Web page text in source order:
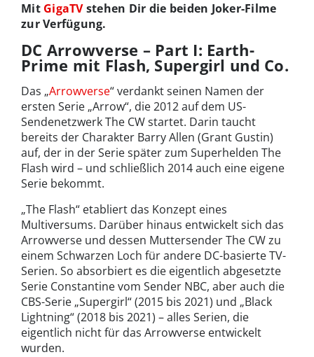
Mit GigaTVstehen Dir die beiden Joker-Filme
zur Verfügung.
DC Arrowverse – Part I: Earth-
Prime mit Flash, Supergirl und Co.
Das „Arrowverse“ verdankt seinen Namen der
ersten Serie „Arrow“, die 2012 auf dem US-
Sendenetzwerk The CW startet. Darin taucht
bereits der Charakter Barry Allen (Grant Gustin)
auf, der in der Serie später zum Superhelden The
Flash wird – und schließlich 2014 auch eine eigene
Serie bekommt.
„The Flash“ etabliert das Konzept eines
Multiversums. Darüber hinaus entwickelt sich das
Arrowverse und dessen Muttersender The CW zu
einem Schwarzen Loch für andere DC-basierte TV-
Serien. So absorbiert es die eigentlich abgesetzte
Serie Constantine vom Sender NBC, aber auch die
CBS-Serie „Supergirl“ (2015 bis 2021) und „Black
Lightning“ (2018 bis 2021) – alles Serien, die
eigentlich nicht für das Arrowverse entwickelt
wurden.